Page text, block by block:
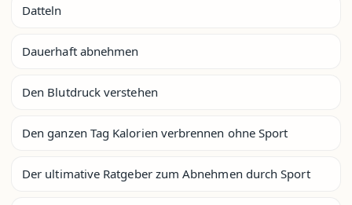
Datteln
Dauerhaft abnehmen
Den Blutdruck verstehen
Den ganzen Tag Kalorien verbrennen ohne Sport
Der ultimative Ratgeber zum Abnehmen durch Sport